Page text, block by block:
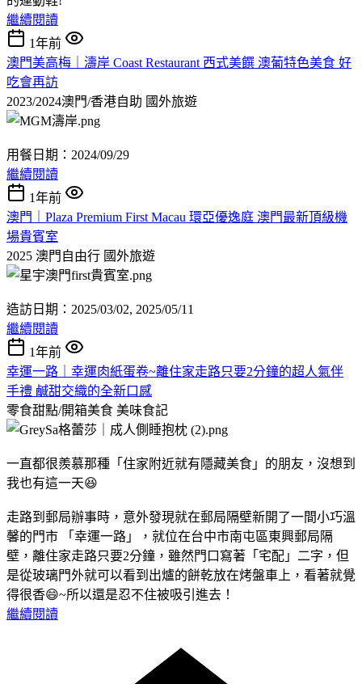
繼續閱讀
1年前
澳門美高梅｜濤岸 Coast Restaurant 西式美饌 澳葡特色美食 好
吃會再訪
2023/2024澳門/香港自助 國外旅遊
用餐日期：2024/09/29
繼續閱讀
1年前
澳門｜Plaza Premium First Macau 環亞優逸庭 澳門最新頂級機
場貴賓室
2025 澳門自由行 國外旅遊
造訪日期：2025/03/02, 2025/05/11
繼續閱讀
1年前
幸運一路｜幸運肉紙蛋卷~離住家走路只要2分鐘的超人氣伴
手禮 鹹甜交織的全新口感
零食甜點/開箱美食 美味食記
一直都很羨慕那種「住家附近就有隱藏美食」的朋友，沒想到
我也有這一天😆
走路到郵局辦事時，意外發現就在郵局隔壁新開了一間小巧溫
馨的門市 「幸運一路」，就位在台中市南屯區東興郵局隔
壁，離住家走路只要2分鐘，雖然門口寫著「宅配」二字，但
是從玻璃門外就可以看到出爐的餅乾放在烤盤車上，看著就覺
得很香😄~所以還是忍不住被吸引進去！
繼續閱讀